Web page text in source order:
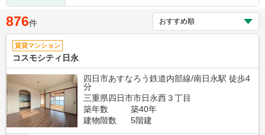
876件
賃貸マンション
コスモシティ日永
四日市あすなろう鉄道内部線/南日永駅 徒歩4
分
三重県四日市市日永西３丁目
築年数
築40年
建物階数
5階建